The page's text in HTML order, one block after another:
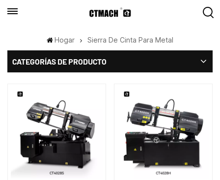
Hogar Sierra De Cinta Para Metal
CATEGORÍAS DE PRODUCTO